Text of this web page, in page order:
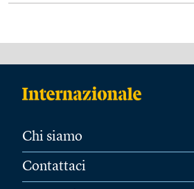
Chi siamo
Contattaci